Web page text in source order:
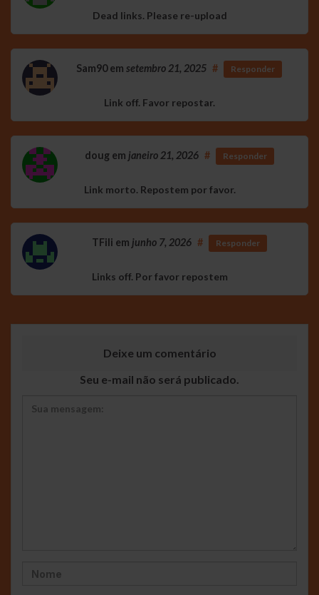
Dead links. Please re-upload
Sam90em setembro 21, 2025 # Responder
Link off. Favor repostar.
dougem janeiro 21, 2026 # Responder
Link morto. Repostem por favor.
TFili em junho 7, 2026 # Responder
Links off. Por favor repostem
Deixe um comentário
Seu e-mail não será publicado.